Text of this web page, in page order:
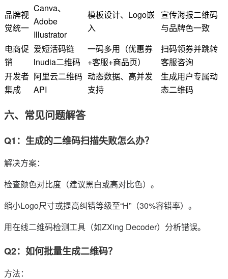
品牌视
觉统一
Canva、
Adobe
Illustrator
模板设计、Logo嵌
入
宣传海报二维码
与品牌色一致
电商促
销
爱短活码链
lnudia二维码
一码多用（优惠券
+客服+商品页）
扫码领券并跳转
客服咨询
开发者
集成
阿里云二维码
API
动态数据、高并发
支持
生成用户专属动
态二维码
六、常见问题解答
Q1：生成的二维码扫描失败怎么办？
解决方案：
检查颜色对比度（建议黑白或高对比色）。
缩小Logo尺寸或提高纠错等级至“H”（30%容错率）。
用在线二维码检测工具（如ZXing Decoder）分析错误。
Q2：如何批量生成二维码？
方法：